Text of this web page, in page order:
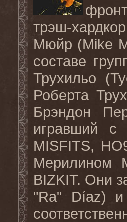
трэш-
Мюйр (Mike
составе
Трухильо (
Роберта
Брэндон
игравший
MISFITS,
Мерилином
BIZKIT. Они
"Ra" Díaz) и